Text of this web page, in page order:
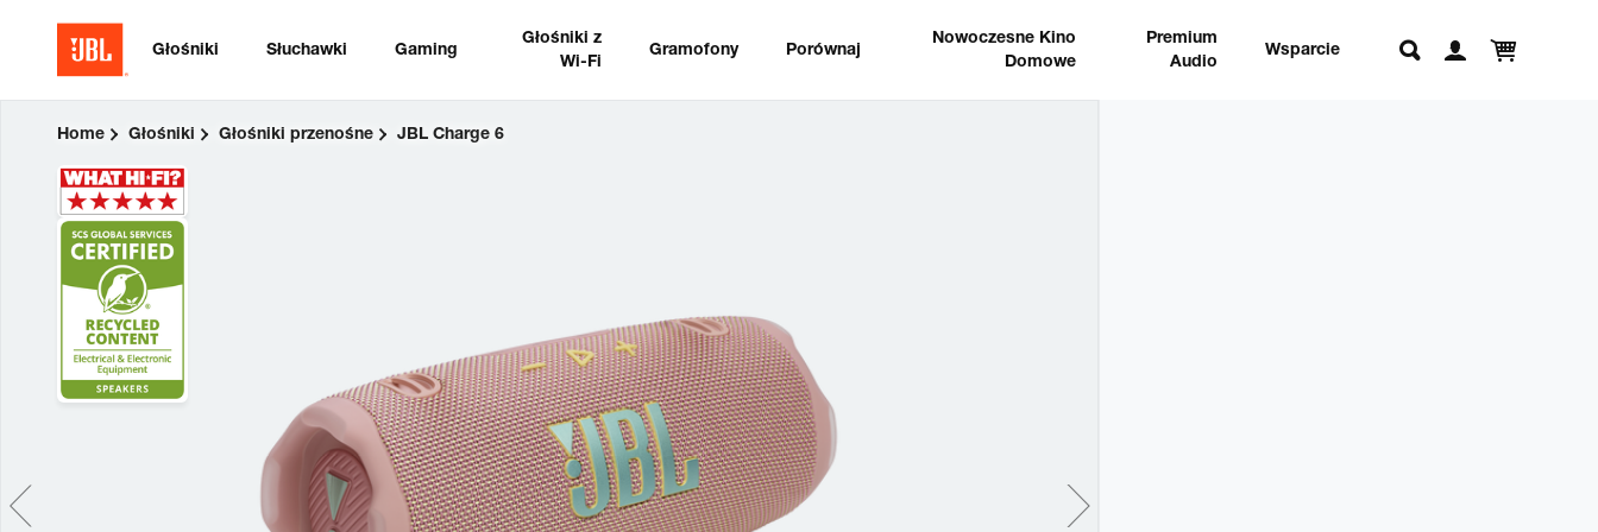
Głośniki Słuchawki Gaming
Głośniki z
Wi-Fi
Gramofony Porównaj
Nowoczesne Kino
Domowe
Premium
Audio
Wsparcie
Home Głośniki Głośniki przenośne JBL Charge 6